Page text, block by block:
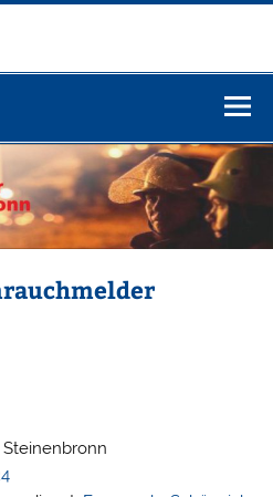
Steinenbronn
Steinenbronn